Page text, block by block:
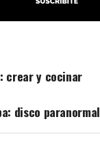
crear y cocinar
disco paranormal